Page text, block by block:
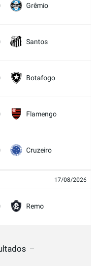
Grêmio
Santos
Botafogo
Flamengo
Cruzeiro
17/08/2026
Remo